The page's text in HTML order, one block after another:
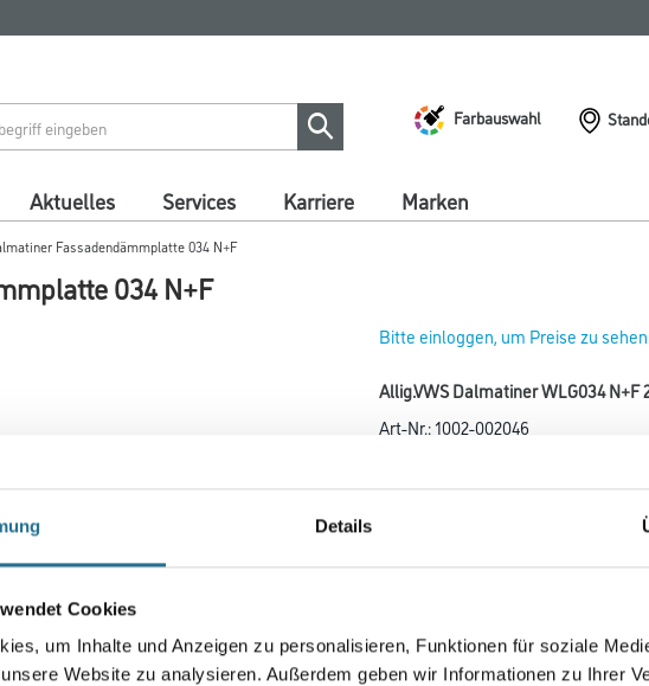
Details
Cookies
um Inhalte und Anzeigen zu personalisieren, Funktionen für soziale
Website zu analysieren. Außerdem geben wir Informationen zu Ihrer
Farbauswahl
Aktuelles Services Karriere Marken
Fassadendämmplatte 034 N+F
034 N+F
Bitte einloggen, um Preise zu sehen
Allig.VWS Dalmatiner WLG034
Art-Nr.:1002-002046
Fassadendämmplatte aus
Umrechnungsfaktoren